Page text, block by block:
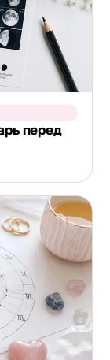
перед